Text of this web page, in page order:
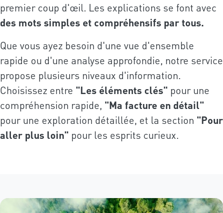
premier coup d'œil. Les explications se font avec
des mots simples et compréhensifs par tous.
Que vous ayez besoin d'une vue d'ensemble
rapide ou d'une analyse approfondie, notre service
propose plusieurs niveaux d'information.
Choisissez entre "Les éléments clés" pour une
compréhension rapide, "Ma facture en détail"
pour une exploration détaillée, et la section "Pour
aller plus loin" pour les esprits curieux.